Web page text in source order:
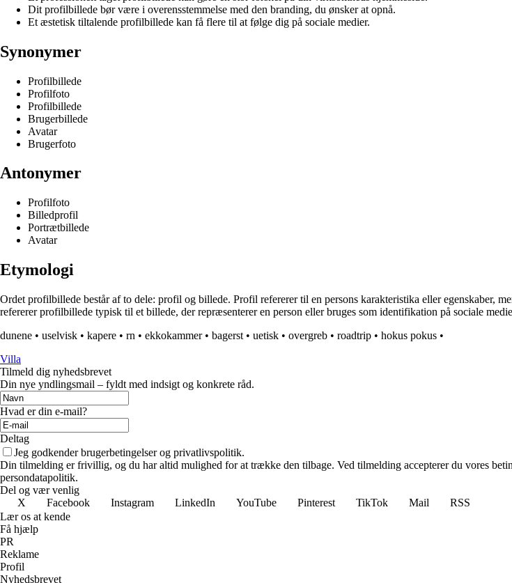
Dit profilbillede bør være i overensstemmelse med den branding, du ønsker at opnå.
Et æstetisk tiltalende profilbillede kan få flere til at følge dig på sociale medier.
Synonymer
Profilbillede
Profilfoto
Profilbillede
Brugerbillede
Avatar
Brugerfoto
Antonymer
Profilfoto
Billedprofil
Portrætbillede
Avatar
Etymologi
Ordet profilbillede består af to dele: profil og billede. Profil refererer til en persons karakteristika eller egenskaber,
refererer profilbillede typisk til et billede, der repræsenterer en person eller bruges som identifikation på sociale
dunene • uselvisk • kapere • rn • ekkokammer• bagerst • uetisk • overgreb • roadtrip • hokus pokus •
Villa
Tilmeld dig nyhedsbrevet
Din nye yndlingsmail – fyldt med indsigt og konkrete råd.
Hvad er din e-mail?
Deltag
Jeg godkender brugerbetingelser og privatlivspolitik.
Din tilmelding er frivillig, og du har altid mulighed for at trække den tilbage. Ved tilmelding accepterer du vores
persondatapolitik.
Del og vær venlig
X
Facebook Instagram LinkedIn YouTube Pinterest TikTok Mail
RSS
Lær os at kende
Få hjælp
PR
Reklame
Profil
Nyhedsbrevet